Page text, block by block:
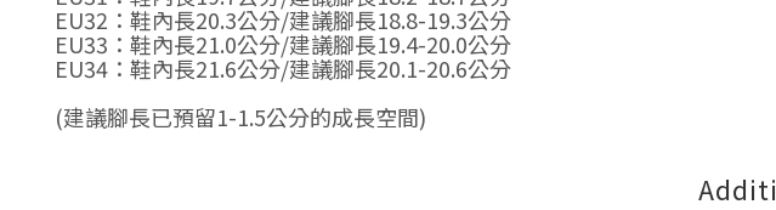
EU32 ：鞋內長20.3公分/建議腳長18.8-19.3公分
EU33 ：鞋內長21.0公分/建議腳長19.4-20.0公分
EU34 ：鞋內長21.6公分/建議腳長20.1-20.6公分
(建議腳長已預留1-1.5公分的成長空間)